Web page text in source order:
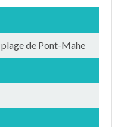
de Pont-Mahe